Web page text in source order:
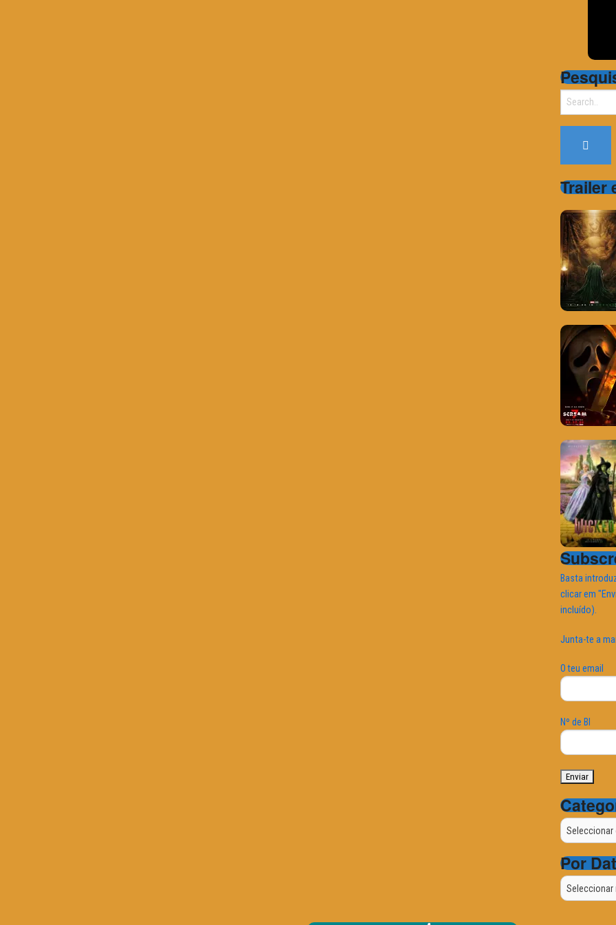
Search
Trailer
Basta
clicar em
incluído).
Junta-te a
O teu email
Nº de BI
Categorias
Por
Por
Data